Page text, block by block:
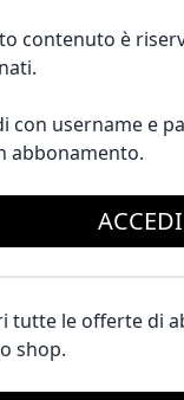
contenuto è
con username e
abbonamento.
ACCEDI
tutte le offerte di
shop.